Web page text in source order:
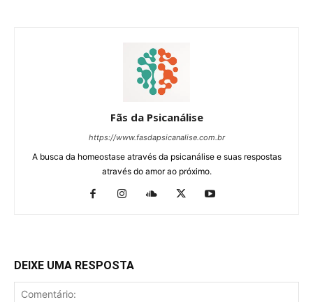
Fãs da Psicanálise
https://www.fasdapsicanalise.com.br
A busca da homeostase através da psicanálise e suas respostas
através do amor ao próximo.
DEIXE UMA RESPOSTA